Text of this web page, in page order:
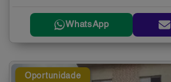
WhatsApp
Oportunidade